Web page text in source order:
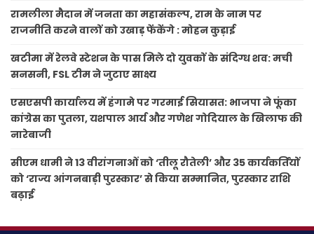
रामलीला मैदान में जनता का महासंकल्प, राम के नाम पर
राजनीति करने वालों को उखाड़ फेंकेंगे : मोहन कुड़ाई
खटीमा में रेलवे स्टेशन के पास मिले दो युवकों के संदिग्ध शव: मची
सनसनी, FSL टीम ने जुटाए साक्ष्य
एसएसपी कार्यालय में हंगामे पर गरमाई सियासत: भाजपा ने फूंका
कांग्रेस का पुतला, यशपाल आर्य और गणेश गोदियाल के खिलाफ की
नारेबाजी
सीएम धामी ने 13 वीरांगनाओं को ‘तीलू रौतेली’ और 35 कार्यकर्तियों
को ‘राज्य आंगनबाड़ी पुरस्कार’ से किया सम्मानित, पुरस्कार राशि
बढ़ाई